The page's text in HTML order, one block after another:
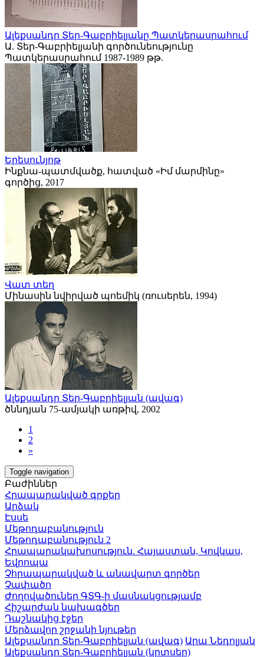
Ալեքսանդր Տեր-Գաբրիելյանը Պատկերասրահում
Ա. Տեր-Գաբրիելյանի գործունեությունը
Պատկերասրահում 1987-1989 թթ.
Երեսունյոթ
Ինքնա-պատմվածք, հատված «Իմ մարմինը»
գործից, 2017
Վատ տեղ
Մինասին նվիրված պոեմիկ (ռուսերեն, 1994)
Ալեքսանդր Տեր-Գաբրիելյան (ավագ)
ծննդյան 75-ամյակի առթիվ, 2002
1
2
»
Toggle navigation
Բաժիններ
Հրապարակված գրքեր
Արձակ
Էսսե
Մեթոդաբանություն
Մեթոդաբանություն 2
Հրապարակախոսություն. Հայաստան, Կովկաս,
Եվրոպա
Չհրապարակված և անավարտ գործեր
Չափածո
Ժողովածուներ ԳՏԳ-ի մասնակցությամբ
Հիշարժան նախագծեր
Դաշնակից էջեր
Մերձավոր շրջանի նյութեր
Ալեքսանդր Տեր-Գաբրիելյան (ավագ) Արա Նեդոլյան
Ալեքսանդր Տեր-Գաբրիելյան (կրտսեր)